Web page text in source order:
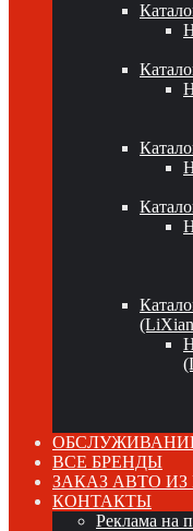
ВСЕ БРЕНДЫ
ЗАКАЗ АВТО ИЗ
КОНТАКТЫ
Реклама на